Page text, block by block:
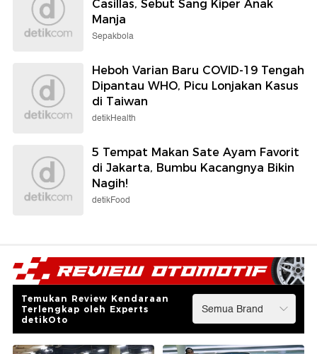
Casillas, Sebut Sang Kiper Anak
Manja
Sepakbola
Heboh Varian Baru COVID-19 Tengah
Dipantau WHO, Picu Lonjakan Kasus
di Taiwan
detikHealth
5 Tempat Makan Sate Ayam Favorit
di Jakarta, Bumbu Kacangnya Bikin
Nagih!
detikFood
Temukan Review Kendaraan
Terlengkap oleh Experts
detikOto